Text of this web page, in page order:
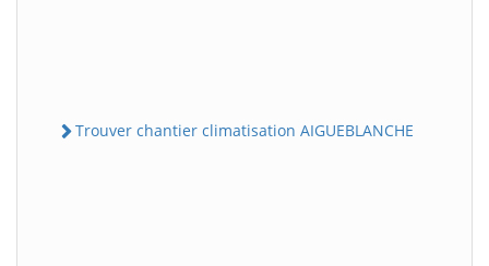
Trouver chantier climatisation AIGUEBLANCHE